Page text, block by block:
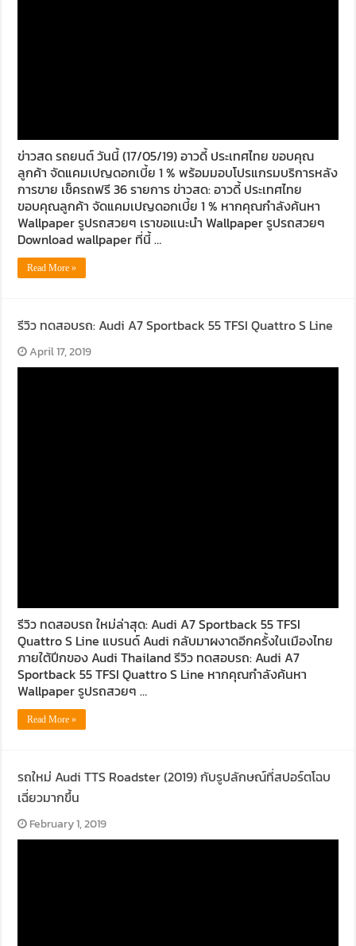
ข่าวสด รถยนต์ วันนี้ (17/05/19) อาวดี้ ประเทศไทย ขอบคุณ
ลูกค้า จัดแคมเปญดอกเบี้ย 1 % พร้อมมอบโปรแกรมบริการหลัง
การขาย เช็ครถฟรี 36 รายการ ข่าวสด: อาวดี้ ประเทศไทย
ขอบคุณลูกค้า จัดแคมเปญดอกเบี้ย 1 % หากคุณกำลังค้นหา
Wallpaper รูปรถสวยๆ เราขอแนะนำ Wallpaper รูปรถสวยๆ
Download wallpaper ที่นี้ …
Read More »
รีวิว ทดสอบรถ: Audi A7 Sportback 55 TFSI Quattro S Line
April 17, 2019
รีวิว ทดสอบรถ ใหม่ล่าสุด: Audi A7 Sportback 55 TFSI
Quattro S Line แบรนด์ Audi กลับมาผงาดอีกครั้งในเมืองไทย
ภายใต้ปีกของ Audi Thailand รีวิว ทดสอบรถ: Audi A7
Sportback 55 TFSI Quattro S Line หากคุณกำลังค้นหา
Wallpaper รูปรถสวยๆ …
Read More »
รถใหม่ Audi TTS Roadster (2019) กับรูปลักษณ์ที่สปอร์ตโฉบ
เฉี่ยวมากขึ้น
February 1, 2019